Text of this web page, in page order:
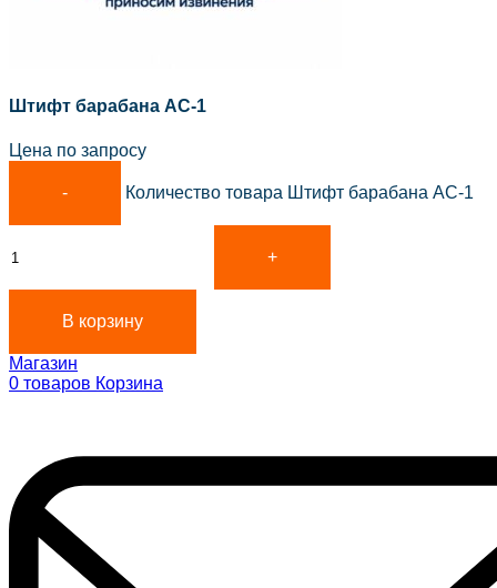
Штифт барабана АС-1
Цена по запросу
Количество товара Штифт барабана АС-1
В корзину
Магазин
0 товаров Корзина